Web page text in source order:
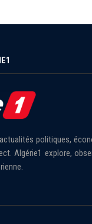
politiques,
Algérie1 explore,